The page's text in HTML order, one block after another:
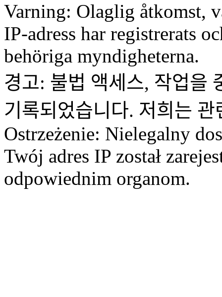
Varning: Olaglig åtkomst,
IP-adress har registrerats
behöriga myndigheterna.
경고: 불법 액세스, 작업을
기록되었습니다. 저희는
Ostrzeżenie: Nielegalny
Twój adres IP został
odpowiednim organom.